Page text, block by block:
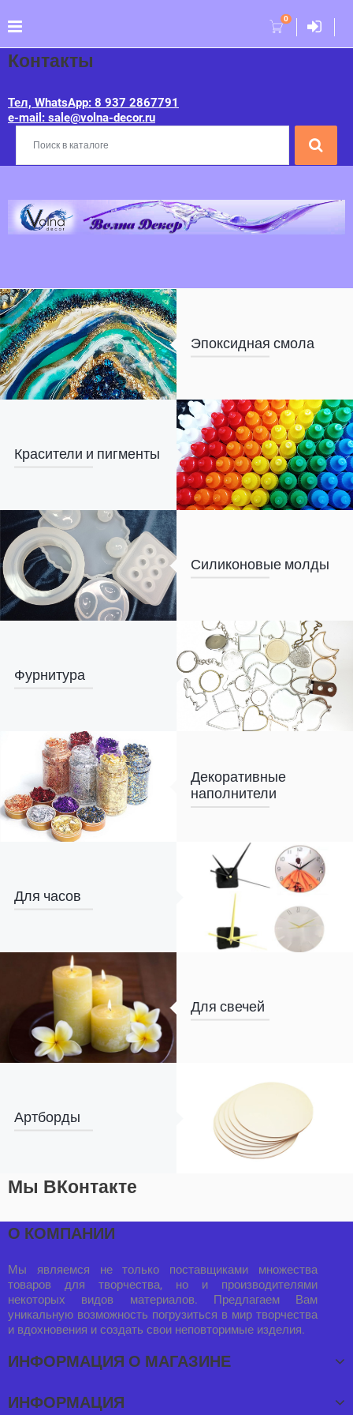
0
Контакты
Тел, WhatsApp: 8 937 2867791
e-mail: sale@volna-decor.ru
Эпоксидная смола
Красители и пигменты
Силиконовые молды
Фурнитура
Декоративные
наполнители
Для часов
Для свечей
Артборды
Мы ВКонтакте
О КОМПАНИИ
Мы являемся не только поставщиками множества
товаров для творчества, но и производителями
некоторых видов материалов. Предлагаем Вам
уникальную возможность погрузиться в мир творчества
и вдохновения и создать свои неповторимые изделия.
ИНФОРМАЦИЯ О МАГАЗИНЕ
ИНФОРМАЦИЯ